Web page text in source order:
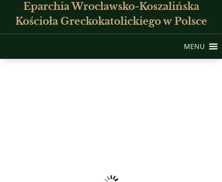
Eparchia Wrocławsko-Koszalińska
Kościoła Greckokatolickiego w Polsce
MENU